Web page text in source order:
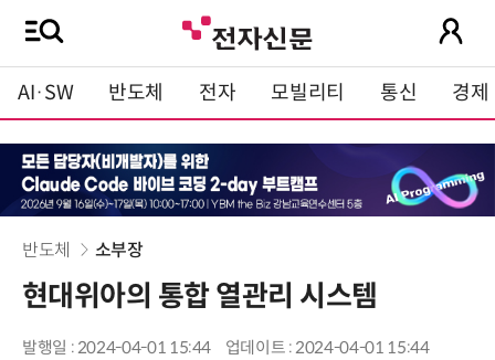
AI·SW 반도체 전자 모빌리티 통신 경제
반도체 소부장
현대위아의 통합 열관리 시스템
발행일 : 2024-04-01 15:44 업데이트 : 2024-04-01 15:44